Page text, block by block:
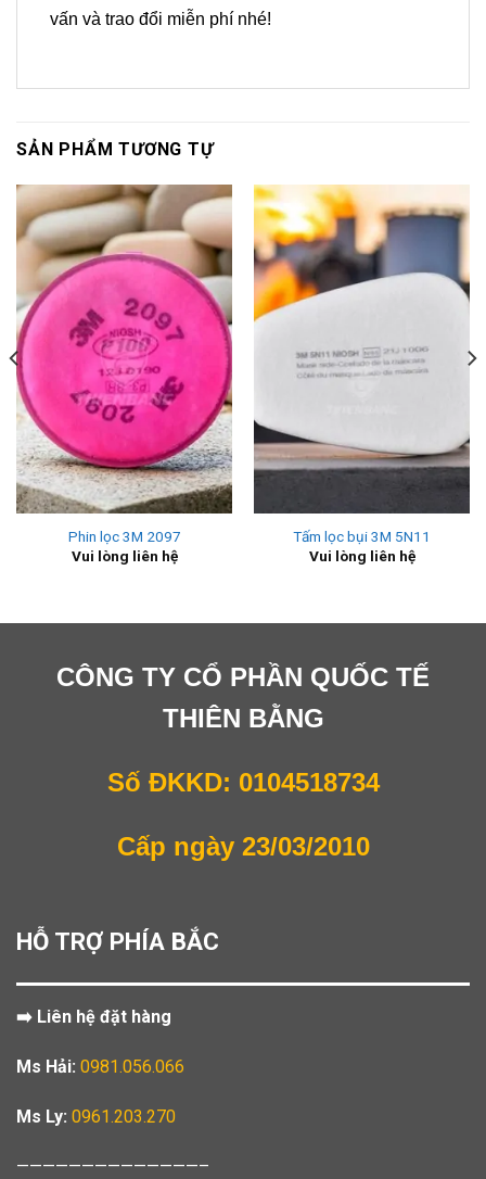
vấn và trao đổi miễn phí nhé!
SẢN PHẨM TƯƠNG TỰ
Phin lọc 3M 2097
Vui lòng liên hệ
Tấm lọc bụi 3M 5N11
Vui lòng liên hệ
CÔNG TY CỔ PHẦN QUỐC TẾ
THIÊN BẰNG
Số ĐKKD: 0104518734
Cấp ngày 23/03/2010
HỖ TRỢ PHÍA BẮC
➡️ Liên hệ đặt hàng
Ms Hải: 0981.056.066
Ms Ly: 0961.203.270
——————————————–